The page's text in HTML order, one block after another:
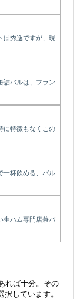
は秀逸ですが、現
詰バルは、フラン
に特徴もなくこの
一杯飲める、バル
生ハム専門店兼バ
れば十分。その
しています。